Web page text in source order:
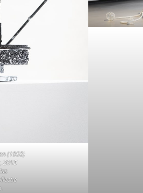
(1955)
2015